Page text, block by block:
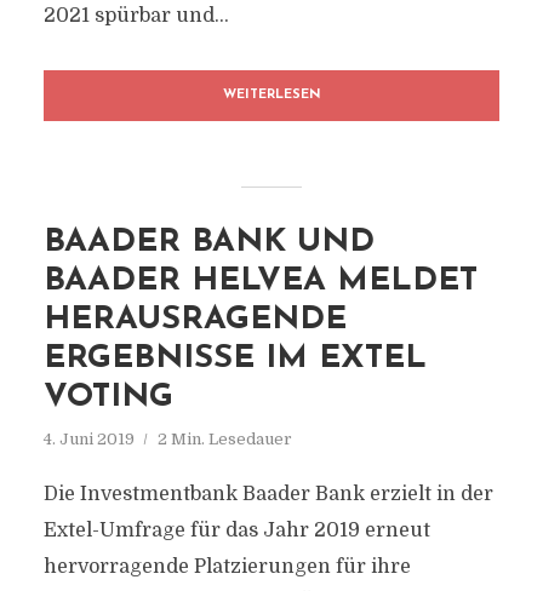
2021 spürbar und...
WEITERLESEN
BAADER BANK UND
BAADER HELVEA MELDET
HERAUSRAGENDE
ERGEBNISSE IM EXTEL
VOTING
4. Juni 2019 2 Min. Lesedauer
Die Investmentbank Baader Bank erzielt in der
Extel-Umfrage für das Jahr 2019 erneut
hervorragende Platzierungen für ihre